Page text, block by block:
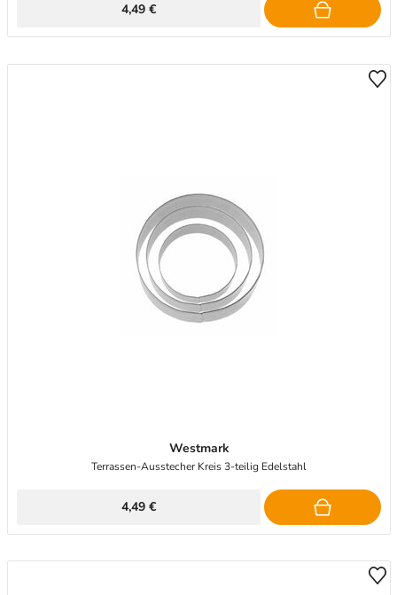
4,49 €
Westmark
Terrassen-Ausstecher Kreis 3-teilig Edelstahl
4,49 €